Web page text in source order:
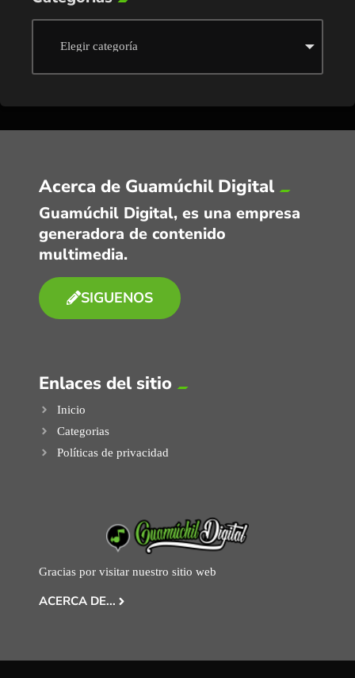
Acerca de Guamúchil Digital
Guamúchil Digital, es una empresa
generadora de contenido
multimedia.
SIGUENOS
Enlaces del sitio
Inicio
Categorias
Políticas de privacidad
Gracias por visitar nuestro sitio web
ACERCA DE...